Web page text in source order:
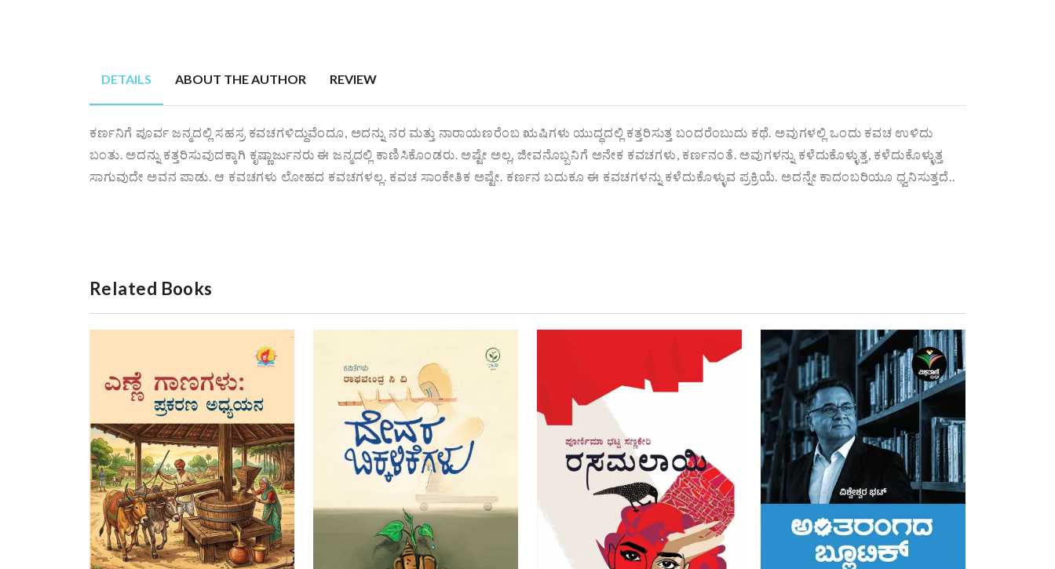
DETAILS ABOUT THE AUTHOR REVIEW
ಕರ್ಣನಿಗೆ ಪೂರ್ವ ಜನ್ಮದಲ್ಲಿ ಸಹಸ್ರ ಕವಚಗಳಿದ್ದುವೆಂದೂ, ಅದನ್ನು ನರ ಮತ್ತು ನಾರಾಯಣರೆಂಬ ಋಷಿಗಳು ಯುದ್ಧದಲ್ಲಿ ಕತ್ತರಿಸುತ್ತ ಬಂದರೆಂಬುದು ಕಥೆ. ಅವುಗಳಲ್ಲಿ ಒಂದು ಕವಚ ಉಳಿದು
ಬಂತು. ಅದನ್ನು ಕತ್ತರಿಸುವುದಕ್ಕಾಗಿ ಕೃಷ್ಣಾರ್ಜುನರು ಈ ಜನ್ಮದಲ್ಲಿ ಕಾಣಿಸಿಕೊಂಡರು. ಅಷ್ಟೇ ಅಲ್ಲ, ಜೀವನೊಬ್ಬನಿಗೆ ಅನೇಕ ಕವಚಗಳು, ಕರ್ಣನಂತೆ. ಅವುಗಳನ್ನು ಕಳೆದುಕೊಳ್ಳುತ್ತ, ಕಳೆದುಕೊಳ್ಳುತ್ತ
ಸಾಗುವುದೇ ಅವನ ಪಾಡು. ಆ ಕವಚಗಳು ಲೋಹದ ಕವಚಗಳಲ್ಲ. ಕವಚ ಸಾಂಕೇತಿಕ ಅಷ್ಟೇ. ಕರ್ಣನ ಬದುಕೂ ಈ ಕವಚಗಳನ್ನು ಕಳೆದುಕೊಳ್ಳುವ ಪ್ರಕ್ರಿಯೆ. ಅದನ್ನೇ ಕಾದಂಬರಿಯೂ ಧ್ವನಿಸುತ್ತದೆ..
Related Books